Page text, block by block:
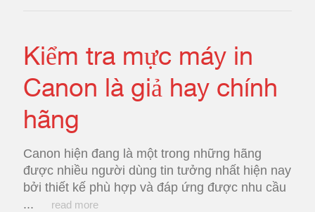
Kiểm tra mực máy in
Canon là giả hay chính
hãng
Canon hiện đang là một trong những hãng
được nhiều người dùng tin tưởng nhất hiện nay
bởi thiết kế phù hợp và đáp ứng được nhu cầu
...
read more